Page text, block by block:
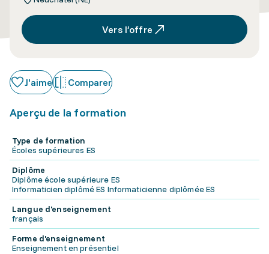
Vers l’offre
J'aime Comparer
Aperçu de la formation
Type de formation
Écoles supérieures ES
Diplôme
Diplôme école supérieure ES
Informaticien diplômé ES Informaticienne diplômée ES
Langue d'enseignement
français
Forme d'enseignement
Enseignement en présentiel